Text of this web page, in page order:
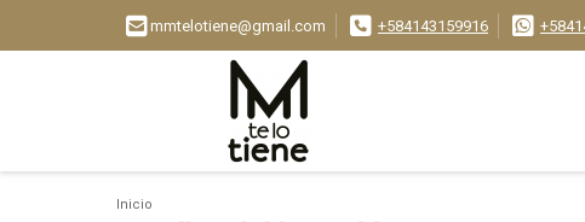
mmtelotiene@gmail.com +584143159916
Inicio